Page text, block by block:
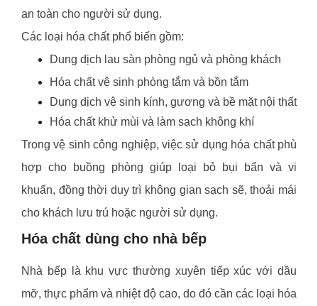
an toàn cho người sử dụng.
Các loại hóa chất phổ biến gồm:
Dung dịch lau sàn phòng ngủ và phòng khách
Hóa chất vệ sinh phòng tắm và bồn tắm
Dung dịch vệ sinh kính, gương và bề mặt nội thất
Hóa chất khử mùi và làm sạch không khí
Trong vệ sinh công nghiệp, việc sử dụng hóa chất phù
hợp cho buồng phòng giúp loại bỏ bụi bẩn và vi
khuẩn, đồng thời duy trì không gian sạch sẽ, thoải mái
cho khách lưu trú hoặc người sử dụng.
Hóa chất dùng cho nhà bếp
Nhà bếp là khu vực thường xuyên tiếp xúc với dầu
mỡ, thực phẩm và nhiệt độ cao, do đó cần các loại hóa